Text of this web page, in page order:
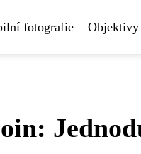
fotografie Objektivy